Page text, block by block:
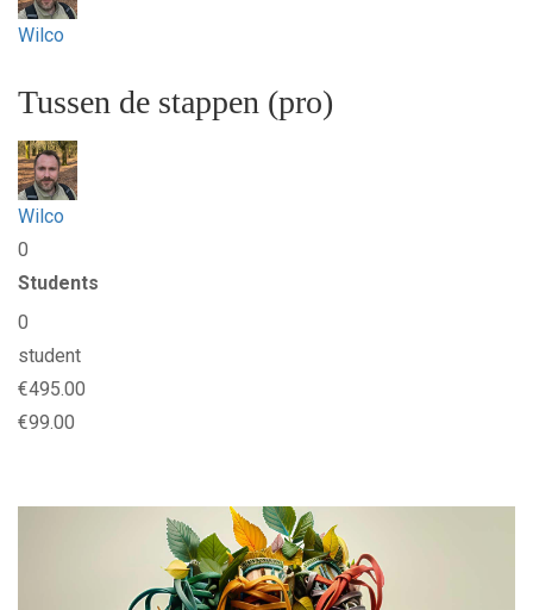
Wilco
Tussen de stappen (pro)
Wilco
0
Students
0
student
€495.00
€99.00